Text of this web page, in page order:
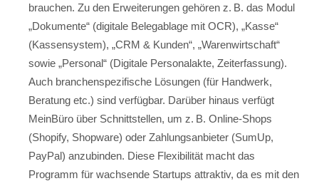
brauchen. Zu den Erweiterungen gehören z. B. das Modul
„Dokumente“ (digitale Belegablage mit OCR), „Kasse“
(Kassensystem), „CRM & Kunden“, „Warenwirtschaft“
sowie „Personal“ (Digitale Personalakte, Zeiterfassung).
Auch branchenspezifische Lösungen (für Handwerk,
Beratung etc.) sind verfügbar. Darüber hinaus verfügt
MeinBüro über Schnittstellen, um z. B. Online-Shops
(Shopify, Shopware) oder Zahlungsanbieter (SumUp,
PayPal) anzubinden. Diese Flexibilität macht das
Programm für wachsende Startups attraktiv, da es mit den